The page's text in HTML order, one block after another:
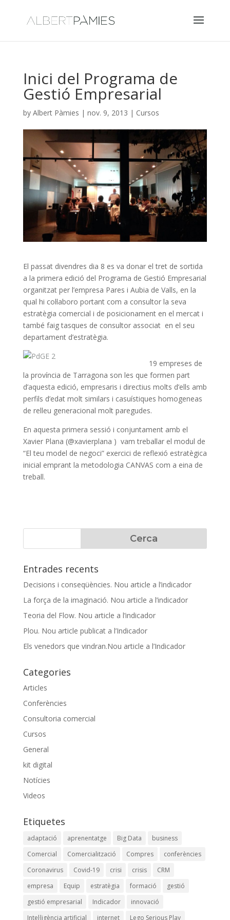
Inici del Programa de
Gestió Empresarial
by Albert Pàmies | nov. 9, 2013 | Cursos
El passat divendres dia 8 es va donar el tret de sortida
a la primera edició del Programa de Gestió Empresarial
organitzat per l’empresa Pares i Aubia de Valls, en la
qual hi col·laboro portant com a consultor la seva
estratègia comercial i de posicionament en el mercat i
també faig tasques de consultor associat en el seu
departament d’estratègia.
19 empreses de
la província de Tarragona son les que formen part
d’aquesta edició, empresaris i directius molts d’ells amb
perfils d’edat molt similars i casuístiques homogeneas
de relleu generacional molt paregudes.
En aquesta primera sessió i conjuntament amb el
Xavier Plana (@xavierplana ) vam treballar el modul de
“El teu model de negoci” exercici de reflexió estratègica
inicial emprant la metodologia CANVAS com a eina de
treball.
Entrades recents
Decisions i conseqüències. Nou article a l’indicador
La força de la imaginació. Nou article a l’indicador
Teoria del Flow. Nou article a l’indicador
Plou. Nou article publicat a l’Indicador
Els venedors que vindran.Nou article a l’Indicador
Categories
Articles
Conferències
Consultoria comercial
Cursos
General
kit digital
Notícies
Videos
Etiquetes
adaptació aprenentatge Big Data
business
Comercial
Comercialització Compres
conferències
Coronavirus
Covid-19 crisi crisis
CRM
empresa
Equip estratègia formació
gestió
gestió empresarial
Indicador
innovació
Intel·ligència artificial
internet Lego Serious Play